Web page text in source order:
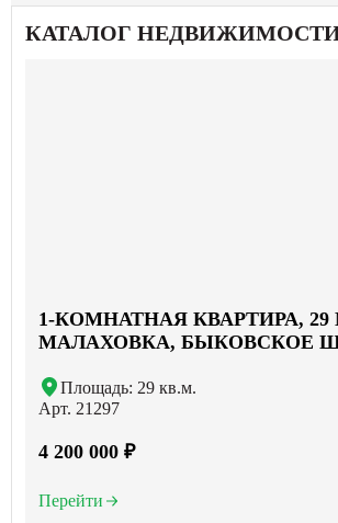
КАТАЛОГ
1-КОМНАТНАЯ КВАРТИРА, 29
МАЛАХОВКА, БЫКОВСКОЕ
Площадь: 29 кв.м.
Арт. 21297
4 200 000 ₽
Перейти